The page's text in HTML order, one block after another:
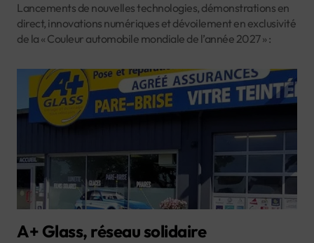
Lancements de nouvelles technologies, démonstrations en
direct, innovations numériques et dévoilement en exclusivité
de la « Couleur automobile mondiale de l’année 2027 » :
A+ Glass, réseau solidaire